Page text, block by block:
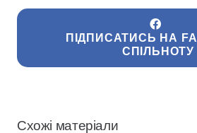
ПІДПИСАТИСЬ НА
СПІЛЬНОТУ
Схожі матеріали